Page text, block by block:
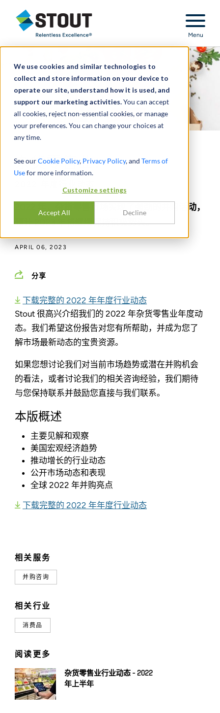
We use cookies and similar technologies to
collect and store information on your device to
operate our site, understand how it is used, and
support our marketing activities.You can accept
all cookies, reject non-essential cookies, or manage
your preferences. You can change your choices at
any time.
See ourCookie Policy, Privacy Policy, and Terms of
Usefor more information.
Customize settings
Accept All Decline
Stout Relentless Excellence
Menu
相关服务
并购咨询
相关行业
消费品
阅读更多
杂货零售业行业动态 - 2022
年上半年
杂货零售业：
2022 年，杂货零售市场实现了强劲的并购活动，
预计 2023 年将继续保持积极势头。
APRIL 06, 2023
分享
下载完整的 2022 年年度行业动态
Stout 很高兴介绍我们的 2022 年杂货零售业年度动
态。我们希望这份报告对您有所帮助，并成为您了
解市场最新动态的宝贵资源。
如果您想讨论我们对当前市场趋势或潜在并购机会
的看法，或者讨论我们的相关咨询经验，我们期待
与您保持联系并鼓励您直接与我们联系。
本版概述
主要见解和观察
美国宏观经济趋势
推动增长的行业动态
公开市场动态和表现
全球 2022 年并购亮点
下载完整的 2022 年年度行业动态